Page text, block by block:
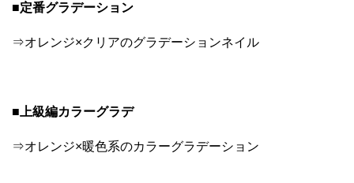
■定番グラデーション
⇒オレンジ×クリアのグラデーションネイル
■上級編カラーグラデ
⇒オレンジ×暖色系のカラーグラデーション